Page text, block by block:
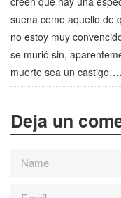
suena como aquello de
no estoy muy
se murió sin,
muerte sea un